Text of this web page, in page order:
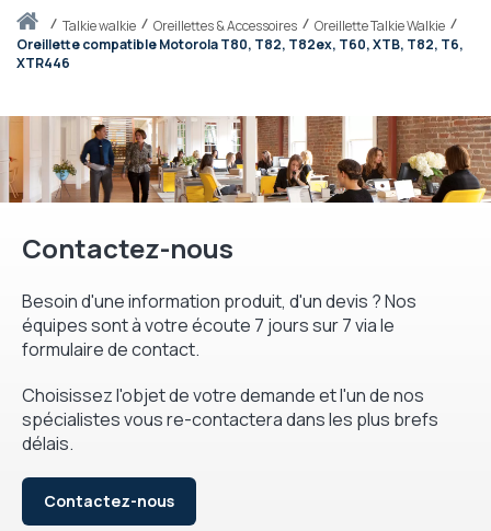
Accueiltalkie walkie Oreillettes & Accessoires
Oreillette Talkie Walkie
Oreillette compatible Motorola T80, T82, T82ex, T60, XTB, T82, T6,
XTR446
Contactez-nous
Besoin d'une information produit, d'un devis ? Nos
équipes sont à votre écoute 7 jours sur 7 via le
formulaire de contact.
Choisissez l'objet de votre demande et l'un de nos
spécialistes vous re-contactera dans les plus brefs
délais.
Contactez-nous